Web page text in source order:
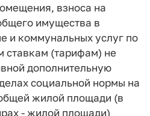
взноса на
имущества в
и коммунальных услуг по
(тарифам) не
дополнительную
социальной нормы на
жилой площади (в
- жилой площади)